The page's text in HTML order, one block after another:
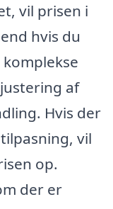
vil prisen i
hvis du
af
Hvis der
vil
op.
der er